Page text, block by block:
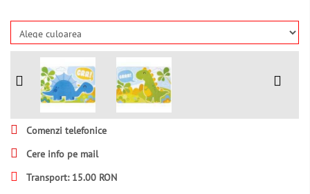
Comenzi telefonice
Cere info pe mail
Transport: 15.00 RON